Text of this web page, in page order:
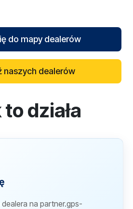
do mapy dealerów
naszych dealerów
działa
na partner.gps-